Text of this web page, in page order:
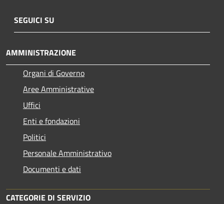
SEGUICI SU
AMMINISTRAZIONE
Organi di Governo
Aree Amministrative
Uffici
Enti e fondazioni
Politici
Personale Amministrativo
Documenti e dati
CATEGORIE DI SERVIZIO